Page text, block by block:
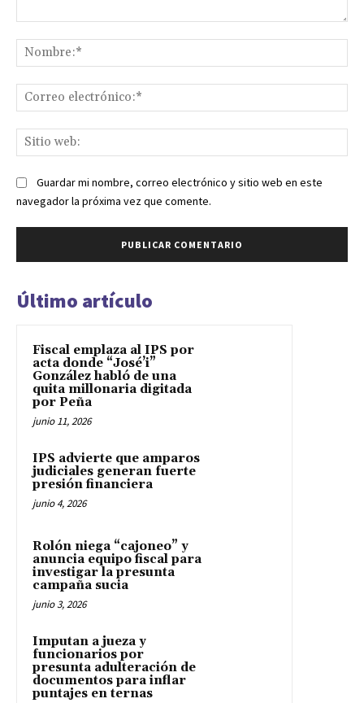
Guardar mi nombre, correo electrónico y sitio web en este
navegador la próxima vez que comente.
Último artículo
Fiscal emplaza al IPS por
acta donde “José’i”
González habló de una
quita millonaria digitada
por Peña
junio 11, 2026
IPS advierte que amparos
judiciales generan fuerte
presión financiera
junio 4, 2026
Rolón niega “cajoneo” y
anuncia equipo fiscal para
investigar la presunta
campaña sucia
junio 3, 2026
Imputan a jueza y
funcionarios por
presunta adulteración de
documentos para inflar
puntajes en ternas